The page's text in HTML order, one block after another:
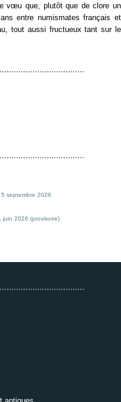
vœu que, plutôt que de clore un
entre numismates français et
tout aussi fructueux tant sur le
septembre 2026
juin 2026 (provisoire)